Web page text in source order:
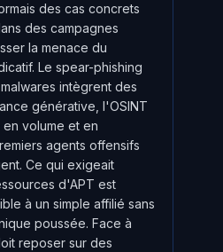
des cas concrets
des campagnes
la menace du
Le spear-phishing
intègrent des
générative, l'OSINT
volume et en
agents offensifs
Ce qui exigeait
d'APT est
à un simple affilié sans
poussée. Face à
reposer sur des